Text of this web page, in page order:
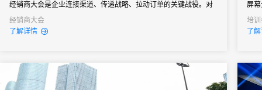
经销商大会是企业连接渠道、传递战略、拉动订单的关键战役。对
品牌商而言，它不只是“开一场会”，而是年度政策发布、销售目标分
解、渠道关系维护的核心节点。一场成功的经销商大会，能让经销
业绩...
经销商大会
了解详情
屏
培
了